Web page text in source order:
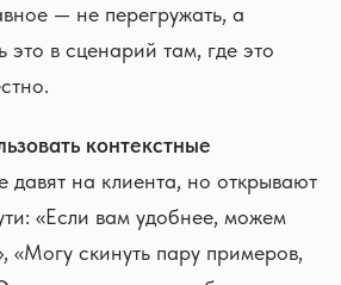
— не перегружать, а
это в сценарий там, где это
контекстные
давят на клиента, но открывают
«Если вам удобнее, можем
«Могу скинуть пару примеров,